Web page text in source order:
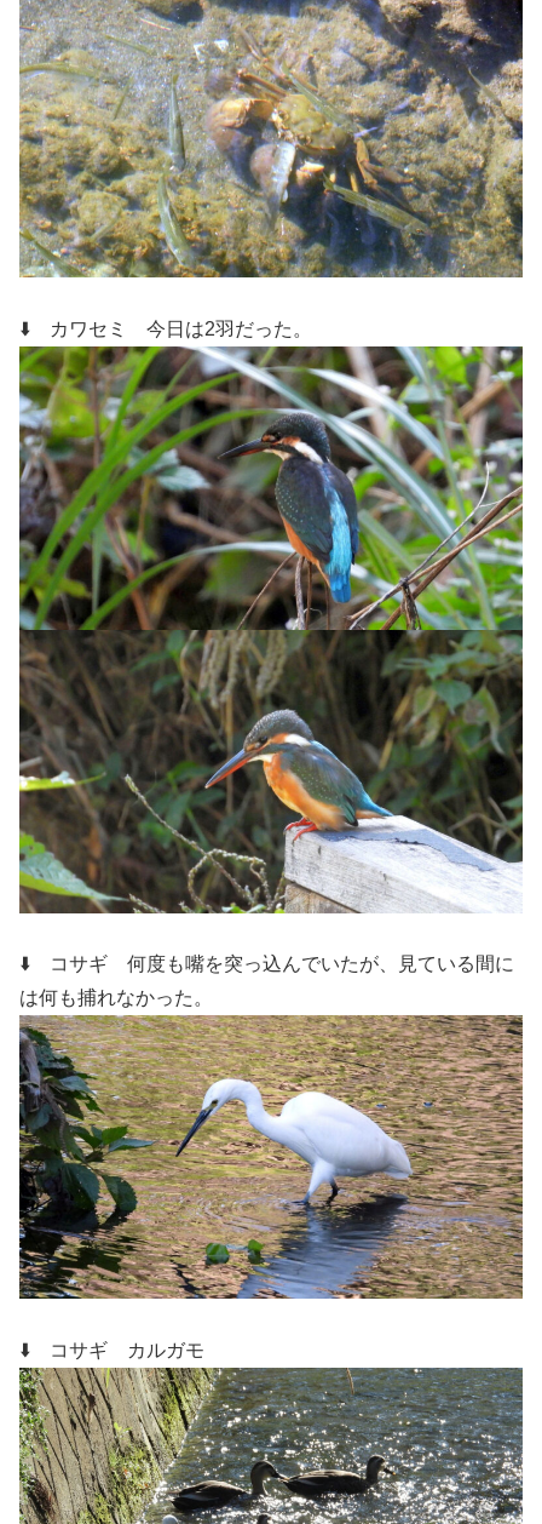
⬇️ カワセミ 今日は2羽だった。
⬇️ コサギ 何度も嘴を突っ込んでいたが、見ている間に
は何も捕れなかった。
⬇️ コサギ カルガモ